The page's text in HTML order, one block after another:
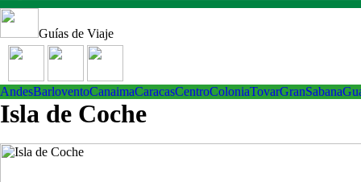
Guías de Viaje
AndesBarloventoCanaimaCaracasCentroColoniaTovarGranSabana
Isla de Coche